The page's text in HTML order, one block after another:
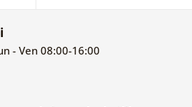
- Ven 08:00-16:00